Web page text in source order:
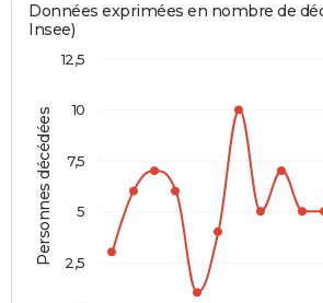
Personnes décédées
Données exprimées en nombre de
Insee)
2,5
5
7,5
10
12,5